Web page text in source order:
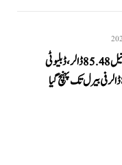
برینٹ خام تیل 85.48 ڈالر، ڈبلیو ٹی